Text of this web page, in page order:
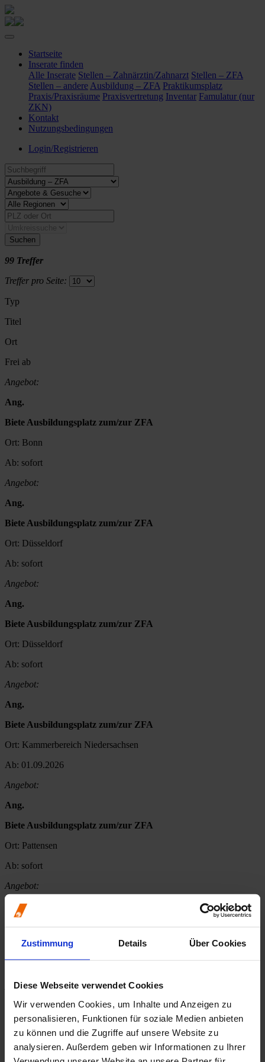
Zustimmung Details Über Cookies
Diese Webseite verwendet Cookies
Wir verwenden Cookies, um Inhalte und Anzeigen zu
personalisieren, Funktionen für soziale Medien anbieten
zu können und die Zugriffe auf unsere Website zu
analysieren. Außerdem geben wir Informationen zu Ihrer
Startseite
Inserate finden
Alle Inserate Stellen – Zahnärztin/Zahnarzt Stellen – ZFA
Stellen – andere Ausbildung – ZFA Praktikumsplatz
Praxis/Praxisräume Praxisvertretung Inventar Famulatur (nur
ZKN)
Kontakt
Nutzungsbedingungen
Login/Registrieren
Suchen
99 Treffer
Treffer pro Seite:
Typ
Titel
Ort
Frei ab
Angebot:
Ang.
Biete Ausbildungsplatz zum/zur ZFA
Ort: Bonn
Ab: sofort
Angebot:
Ang.
Biete Ausbildungsplatz zum/zur ZFA
Ort: Düsseldorf
Ab: sofort
Angebot:
Ang.
Biete Ausbildungsplatz zum/zur ZFA
Ort: Düsseldorf
Ab: sofort
Angebot:
Ang.
Biete Ausbildungsplatz zum/zur ZFA
Ort: Kammerbereich Niedersachsen
Ab: 01.09.2026
Angebot:
Ang.
Biete Ausbildungsplatz zum/zur ZFA
Ort: Pattensen
Ab: sofort
Angebot:
Ang.
Biete Ausbildungsplatz zum/zur ZFA
Ort:Braunschweig
Angebot:
Ang.
Biete Ausbildungsplatz zum/zur ZFA
Ort:Schwanewede